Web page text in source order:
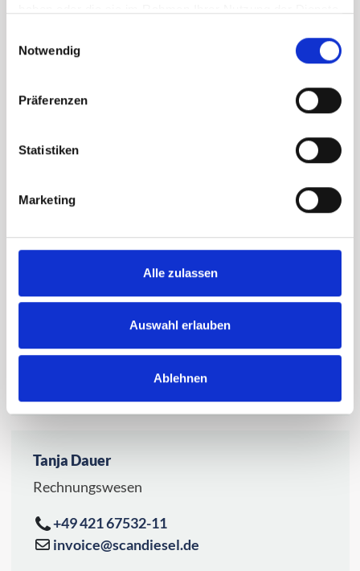
Notwendig
Präferenzen
Statistiken
Marketing
Alle zulassen
Auswahl erlauben
Ablehnen
+49 421 67532-10
Mirja Theurich
Rechnungswesen
+49 421 67532-22
invoice@scandiesel.de
Tanja Dauer
Rechnungswesen
+49 421 67532-11
invoice@scandiesel.de